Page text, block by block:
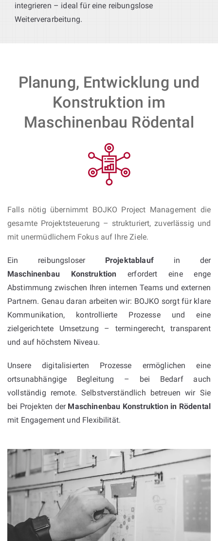
integrieren – ideal für eine reibungslose
Weiterverarbeitung.
Planung, Entwicklung und
Konstruktion im
Maschinenbau Rödental
Falls nötig übernimmt BOJKO Project Management die
gesamte Projektsteuerung – strukturiert, zuverlässig und
mit unermüdlichem Fokus auf Ihre Ziele.
Ein reibungsloser Projektablaufin der
Maschinenbau Konstruktion erfordert eine enge
Abstimmung zwischen Ihren internen Teams und externen
Partnern. Genau daran arbeiten wir: BOJKO sorgt für klare
Kommunikation, kontrollierte Prozesse und eine
zielgerichtete Umsetzung – termingerecht, transparent
und auf höchstem Niveau.
Unsere digitalisierten Prozesse ermöglichen eine
ortsunabhängige Begleitung – bei Bedarf auch
vollständig remote. Selbstverständlich betreuen wir Sie
bei Projekten der Maschinenbau Konstruktion in Rödental
mit Engagement und Flexibilität.